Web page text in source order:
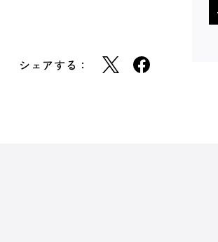
シェアする：